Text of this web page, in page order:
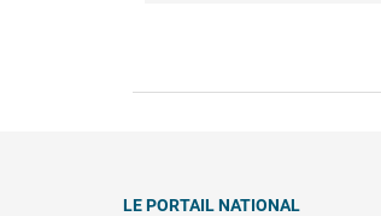
LE PORTAIL NATIONAL